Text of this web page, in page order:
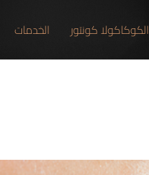
الكوكاكولا كونتور الخدمات